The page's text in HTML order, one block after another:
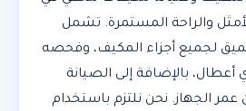
والراحة المستمرة. تشمل
لجميع أجزاء المكيف، وفحصه
أعطال، بالإضافة إلى الصيانة
عمر الجهاز. نحن نلتزم باستخدام